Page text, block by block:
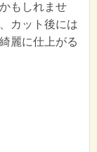
もしれませ
カット後には
麗に仕上がる